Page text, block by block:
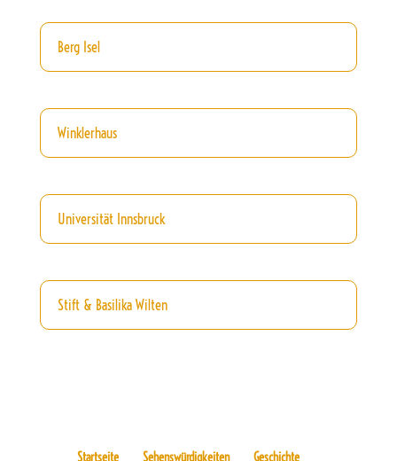
Berg Isel
Winklerhaus
Universität Innsbruck
Stift & Basilika Wilten